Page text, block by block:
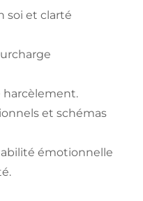
soi et clarté
harcèlement.
et schémas
émotionnelle